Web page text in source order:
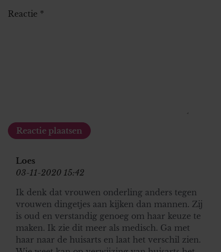
Reactie *
Loes
03-11-2020 15:42
Ik denk dat vrouwen onderling anders tegen
vrouwen dingetjes aan kijken dan mannen. Zij
is oud en verstandig genoeg om haar keuze te
maken. Ik zie dit meer als medisch. Ga met
haar naar de huisarts en laat het verschil zien.